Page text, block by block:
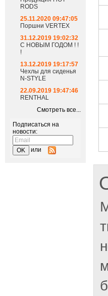
RODS
25.11.2020 09:47:05
Поршни VERTEX
31.12.2019 19:02:32
С НОВЫМ ГОДОМ ! !
!
13.12.2019 19:17:57
Чехлы для сиденья
N-STYLE
22.09.2019 19:47:46
RENTHAL
Смотреть все...
Подписаться на
новости:
или